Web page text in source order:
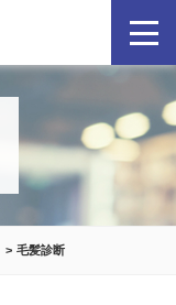
毛髪診断